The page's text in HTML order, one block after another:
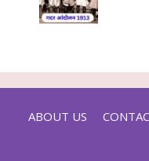
ABOUT US